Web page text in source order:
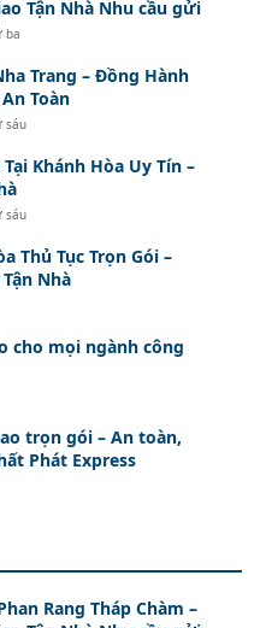
Tận Nhà Nhu cầu gửi
ba
Trang – Đồng Hành
Toàn
sáu
Khánh Hòa Uy Tín –
sáu
Thủ Tục Trọn Gói –
Nhà
cho mọi ngành công
trọn gói – An toàn,
Phát Express
Rang Tháp Chàm –